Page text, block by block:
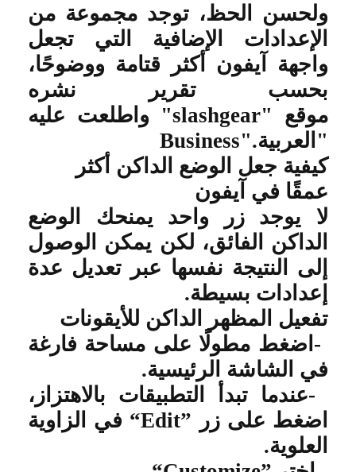
ولحسن الحظ، توجد مجموعة من
الإعدادات الإضافية التي تجعل
واجهة آيفون أكثر قتامة ووضوحًا،
بحسب تقرير نشره
موقع "slashgear" واطلعت عليه
"العربيةBusiness".
كيفية جعل الوضع الداكن أكثر
عمقًا في آيفون
لا يوجد زر واحد يمنحك الوضع
الداكن الفائق، لكن يمكن الوصول
إلى النتيجة نفسها عبر تعديل عدة
إعدادات بسيطة.
تفعيل المظهر الداكن للأيقونات
- اضغط مطولًا على مساحة فارغة
في الشاشة الرئيسية.
-عندما تبدأ التطبيقات بالاهتزاز،
اضغط على زر
“Edit” في الزاوية
العلوية.